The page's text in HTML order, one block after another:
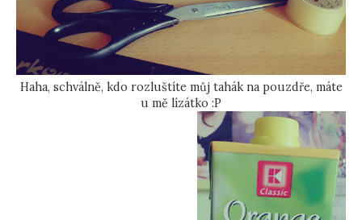
Haha, schválně, kdo rozluštíte můj tahák na pouzdře, máte
u mě lízátko :P